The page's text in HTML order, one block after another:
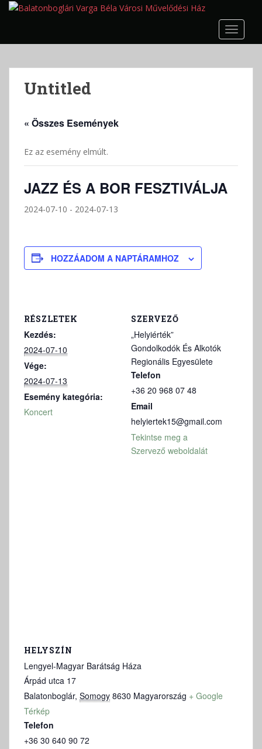
p
Untitled
« Összes Események
Ez az esemény elmúlt.
JAZZ ÉS A BOR FESZTIVÁLJA
2024-07-10 - 2024-07-13
HOZZÁADOM A NAPTÁRAMHOZ
RÉSZLETEK
Kezdés:
2024-07-10
Vége:
2024-07-13
Esemény kategória:
Koncert
SZERVEZŐ
„Helyiérték”
Gondolkodók És Alkotók
Regionális Egyesülete
Telefon
+36 20 968 07 48
Email
helyiertek15@gmail.com
Tekintse meg a
Szervező weboldalát
HELYSZÍN
Lengyel-Magyar Barátság Háza
Árpád utca 17
Balatonboglár, Somogy 8630 Magyarország + Google
Térkép
Telefon
+36 30 640 90 72